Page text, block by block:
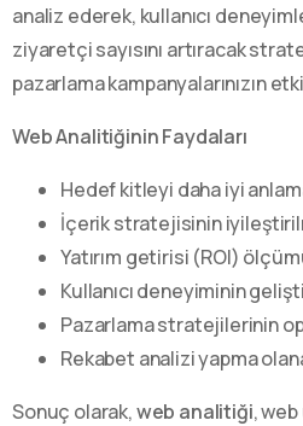
analiz ederek, kullanıcı
ziyaretçi sayısını artıracak
pazarlama kampanyalarınızın
Web Analitiğinin Faydaları
Hedef kitleyi daha iyi
İçerik stratejisinin
Yatırım getirisi (ROI)
Kullanıcı deneyiminin
Pazarlama stratejilerinin
Rekabet analizi yapma
Sonuç olarak,web analitiği,